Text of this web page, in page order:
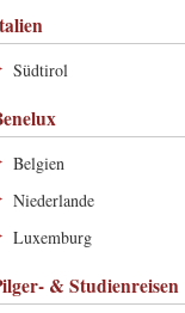
Südtirol
Belgien
Niederlande
Luxemburg
& Studienreisen